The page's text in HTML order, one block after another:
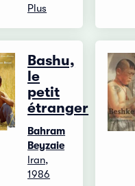
Plus
Bashu,
le
petit
étranger
Bahram
Beyzaie
Iran,
1986